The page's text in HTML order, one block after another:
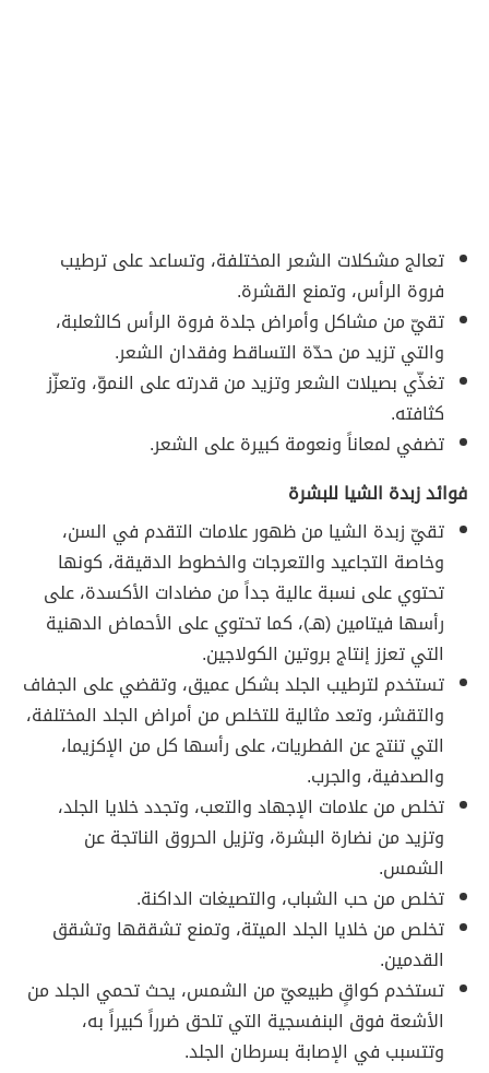
تعالج مشكلات الشعر المختلفة، وتساعد على ترطيب
فروة الرأس، وتمنع القشرة.
تقيّ من مشاكل وأمراض جلدة فروة الرأس كالثعلبة،
والتي تزيد من حدّة التساقط وفقدان الشعر.
تغذّي بصيلات الشعر وتزيد من قدرته على النموّ، وتعزّز
كثافته.
تضفي لمعاناً ونعومة كبيرة على الشعر.
فوائد زبدة الشيا للبشرة
تقيّ زبدة الشيا من ظهور علامات التقدم في السن،
وخاصة التجاعيد والتعرجات والخطوط الدقيقة، كونها
تحتوي على نسبة عالية جداً من مضادات الأكسدة، على
رأسها فيتامين (هـ)، كما تحتوي على الأحماض الدهنية
التي تعزز إنتاج بروتين الكولاجين.
تستخدم لترطيب الجلد بشكل عميق، وتقضي على الجفاف
والتقشر، وتعد مثالية للتخلص من أمراض الجلد المختلفة،
التي تنتج عن الفطريات، على رأسها كل من الإكزيما،
والصدفية، والجرب.
تخلص من علامات الإجهاد والتعب، وتجدد خلايا الجلد،
وتزيد من نضارة البشرة، وتزيل الحروق الناتجة عن
الشمس.
تخلص من حب الشباب، والتصيغات الداكنة.
تخلص من خلايا الجلد الميتة، وتمنع تشققها وتشقق
القدمين.
تستخدم كواقٍ طبيعيّ من الشمس، يحث تحمي الجلد من
الأشعة فوق البنفسجية التي تلحق ضرراً كبيراً به،
وتتسبب في الإصابة بسرطان الجلد.